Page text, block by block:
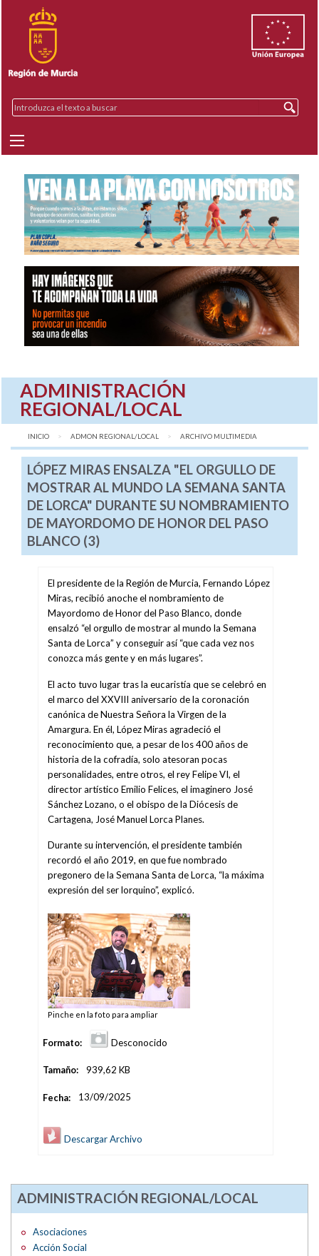
ADMINISTRACIÓN
REGIONAL/LOCAL
INICIO ADMON REGIONAL/LOCAL AQUÍ:
ARCHIVO MULTIMEDIA
LÓPEZ MIRAS ENSALZA "EL ORGULLO DE
MOSTRAR AL MUNDO LA SEMANA SANTA
DE LORCA" DURANTE SU NOMBRAMIENTO
DE MAYORDOMO DE HONOR DEL PASO
BLANCO (3)
El presidente de la Región de Murcia, Fernando López
Miras, recibió anoche el nombramiento de
Mayordomo de Honor del Paso Blanco, donde
ensalzó “el orgullo de mostrar al mundo la Semana
Santa de Lorca” y conseguir así “que cada vez nos
conozca más gente y en más lugares”.
El acto tuvo lugar tras la eucaristía que se celebró en
el marco del XXVIII aniversario de la coronación
canónica de Nuestra Señora la Virgen de la
Amargura. En él, López Miras agradeció el
reconocimiento que, a pesar de los 400 años de
historia de la cofradía, solo atesoran pocas
personalidades, entre otros, el rey Felipe VI, el
director artístico Emilio Felices, el imaginero José
Sánchez Lozano, o el obispo de la Diócesis de
Cartagena, José Manuel Lorca Planes.
Durante su intervención, el presidente también
recordó el año 2019, en que fue nombrado
pregonero de la Semana Santa de Lorca, “la máxima
expresión del ser lorquino”, explicó.
Pinche en la foto para ampliar
Formato: Desconocido
Tamaño: 939,62 KB
Fecha: 13/09/2025
Descargar Archivo
ADMINISTRACIÓN REGIONAL/LOCAL
Asociaciones
Acción Social